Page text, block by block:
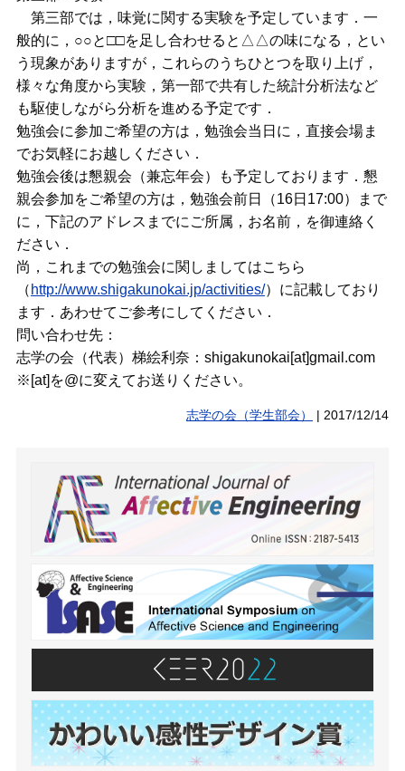
第三部では，味覚に関する実験を予定しています．一
般的に，○○と□□を足し合わせると△△の味になる，とい
う現象がありますが，これらのうちひとつを取り上げ，
様々な角度から実験，第一部で共有した統計分析法など
も駆使しながら分析を進める予定です．
勉強会に参加ご希望の方は，勉強会当日に，直接会場ま
でお気軽にお越しください．
勉強会後は懇親会（兼忘年会）も予定しております．懇
親会参加をご希望の方は，勉強会前日（16日17:00）まで
に，下記のアドレスまでにご所属，お名前，を御連絡く
ださい．
尚，これまでの勉強会に関しましてはこちら
（ http://www.shigakunokai.jp/activities/）に記載しており
ます．あわせてご参考にしてください．
問い合わせ先：
志学の会（代表）梯絵利奈：shigakunokai[at]gmail.com
※[at]を@に変えてお送りください。
志学の会（学生部会） |2017/12/14